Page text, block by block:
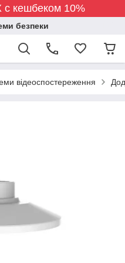
с кешбеком 10%
безпеки
відеоспостереження